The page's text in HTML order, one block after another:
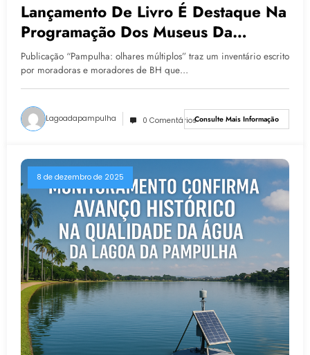
Lançamento De Livro É Destaque Na
Programação Dos Museus Da
Pampulha
Publicação “Pampulha: olhares múltiplos” traz um inventário escrito
por moradoras e moradores de BH que…
Lagoadapampulha 0 ComentáriosConsulte Mais Informação
8 de dezembro de 2025